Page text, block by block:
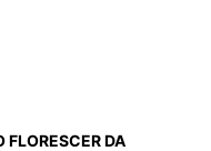
FLORESCER DA